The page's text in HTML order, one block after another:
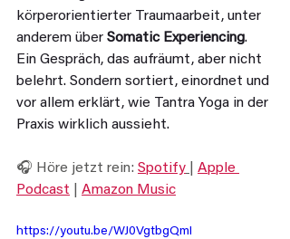
körperorientierter Traumaarbeit, unter
anderem über Somatic Experiencing.
Ein Gespräch, das aufräumt, aber nicht
belehrt. Sondern sortiert, einordnet und
vor allem erklärt, wie Tantra Yoga in der
Praxis wirklich aussieht.
🎧 Höre jetzt rein: Spotify
Apple
Podcast
Amazon Music
https://youtu.be/WJ0VgtbgQmI